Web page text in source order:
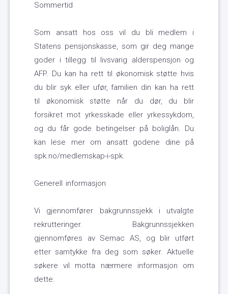
Sommertid
Som ansatt hos oss vil du bli medlem i
Statens pensjonskasse, som gir deg mange
goder i tillegg til livsvarig alderspensjon og
AFP. Du kan ha rett til økonomisk støtte hvis
du blir syk eller ufør, familien din kan ha rett
til økonomisk støtte når du dør, du blir
forsikret mot yrkesskade eller yrkessykdom,
og du får gode betingelser på boliglån. Du
kan lese mer om ansatt godene dine på
spk.no/medlemskap-i-spk.
Generell informasjon
Vi gjennomfører bakgrunnssjekk i utvalgte
rekrutteringer. Bakgrunnssjekken
gjennomføres av Semac AS, og blir utført
etter samtykke fra deg som søker. Aktuelle
søkere vil motta nærmere informasjon om
dette.